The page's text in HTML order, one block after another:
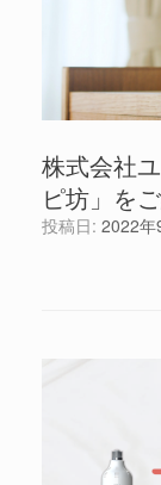
株式会社
ピ坊」を
投稿日: 2022年